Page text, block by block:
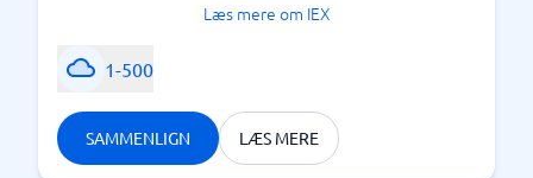
Læs mere om IEX
1-500
SAMMENLIGN LÆS MERE